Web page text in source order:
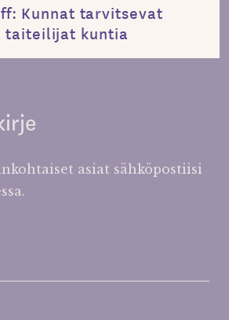
Kunnat tarvitsevat
kuntia
asiat sähköpostiisi